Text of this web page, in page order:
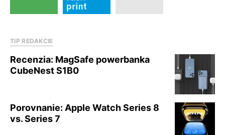
TIP REDAKCIE
Recenzia: MagSafe powerbanka
CubeNest S1B0
Porovnanie: Apple Watch Series 8
vs. Series 7